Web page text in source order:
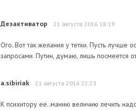
Дезактиватор 21 августа 2016 18:19
Ого. Вот так желания у тетки. Пусть лучше
запросами. Путин, думаю, лишь посмеется
a.sibiriak 21 августа 2016 22:23
К психитору ее..манию величию лечить